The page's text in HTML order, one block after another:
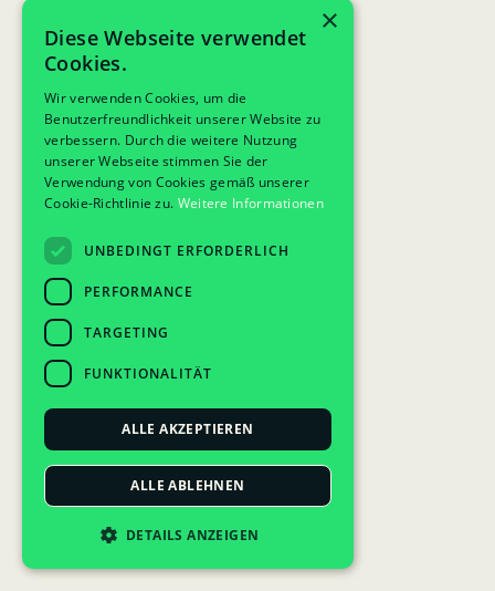
×
Diese Webseite verwendet
Cookies.
Wir verwenden Cookies, um die
Benutzerfreundlichkeit unserer Website zu
verbessern. Durch die weitere Nutzung
unserer Webseite stimmen Sie der
Verwendung von Cookies gemäß unserer
Cookie-Richtlinie zu. Weitere Informationen
UNBEDINGT ERFORDERLICH
PERFORMANCE
TARGETING
FUNKTIONALITÄT
ALLE AKZEPTIEREN
ALLE ABLEHNEN
DETAILS ANZEIGEN